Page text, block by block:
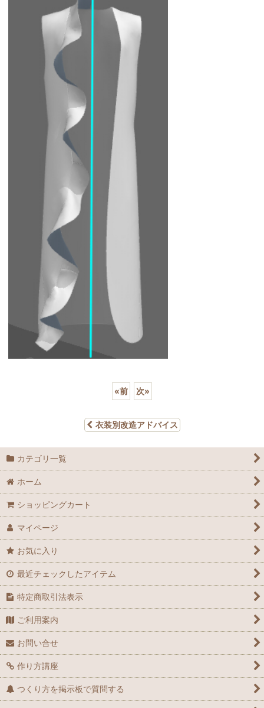
«前 次»
衣装別改造アドバイス
カテゴリ一覧
ホーム
ショッピングカート
マイページ
お気に入り
最近チェックしたアイテム
特定商取引法表示
ご利用案内
お問い合せ
作り方講座
つくり方を掲示板で質問する